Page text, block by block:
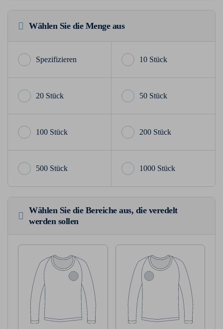
Wählen Sie die Menge aus
10 Stück
20 Stück 50 Stück
100 Stück 200 Stück
500 Stück 1000 Stück
Wählen Sie die Bereiche aus, die veredelt
werden sollen